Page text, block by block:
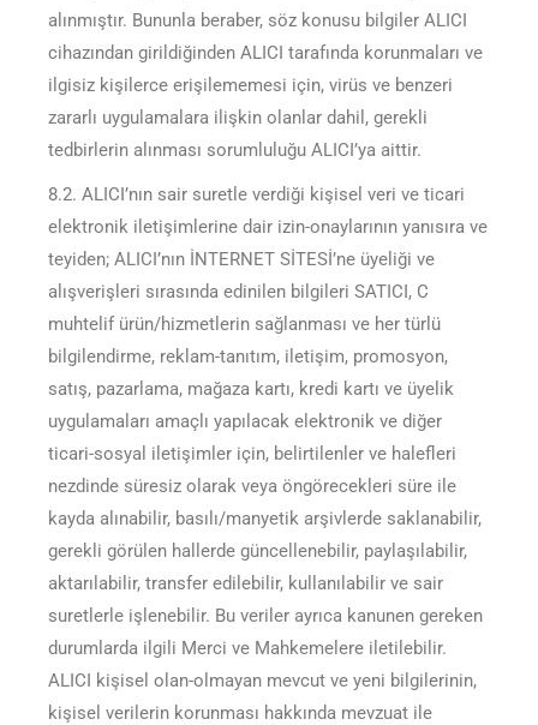
alınmıştır. Bununla beraber, söz konusu bilgiler ALICI
cihazından girildiğinden ALICI tarafında korunmaları ve
ilgisiz kişilerce erişilememesi için, virüs ve benzeri
zararlı uygulamalara ilişkin olanlar dahil, gerekli
tedbirlerin alınması sorumluluğu ALICI’ya aittir.
8.2. ALICI’nın sair suretle verdiği kişisel veri ve ticari
elektronik iletişimlerine dair izin-onaylarının yanısıra ve
teyiden; ALICI’nın İNTERNET SİTESİ’ne üyeliği ve
alışverişleri sırasında edinilen bilgileri SATICI, C
muhtelif ürün/hizmetlerin sağlanması ve her türlü
bilgilendirme, reklam-tanıtım, iletişim, promosyon,
satış, pazarlama, mağaza kartı, kredi kartı ve üyelik
uygulamaları amaçlı yapılacak elektronik ve diğer
ticari-sosyal iletişimler için, belirtilenler ve halefleri
nezdinde süresiz olarak veya öngörecekleri süre ile
kayda alınabilir, basılı/manyetik arşivlerde saklanabilir,
gerekli görülen hallerde güncellenebilir, paylaşılabilir,
aktarılabilir, transfer edilebilir, kullanılabilir ve sair
suretlerle işlenebilir. Bu veriler ayrıca kanunen gereken
durumlarda ilgili Merci ve Mahkemelere iletilebilir.
ALICI kişisel olan-olmayan mevcut ve yeni bilgilerinin,
kişisel verilerin korunması hakkında mevzuat ile